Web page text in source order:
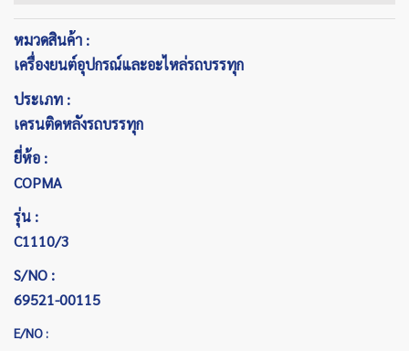
หมวดสินค้า :
เครื่องยนต์อุปกรณ์และอะไหล่รถบรรทุก
ประเภท :
เครนติดหลังรถบรรทุก
ยี่ห้อ :
COPMA
รุ่น :
C1110/3
S/NO :
69521-00115
E/NO :